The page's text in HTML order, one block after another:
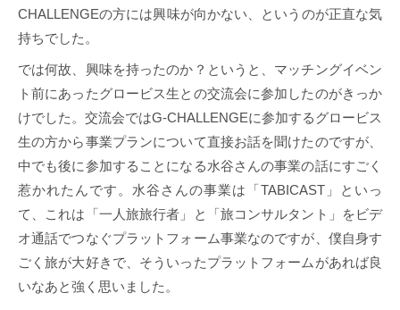
CHALLENGEの方には興味が向かない、というのが正直な気
持ちでした。
では何故、興味を持ったのか？というと、マッチングイベン
ト前にあったグロービス生との交流会に参加したのがきっか
けでした。交流会ではG-CHALLENGEに参加するグロービス
生の方から事業プランについて直接お話を聞けたのですが、
中でも後に参加することになる水谷さんの事業の話にすごく
惹かれたんです。水谷さんの事業は「TABICAST」といっ
て、これは「一人旅旅行者」と「旅コンサルタント」をビデ
オ通話でつなぐプラットフォーム事業なのですが、僕自身す
ごく旅が大好きで、そういったプラットフォームがあれば良
いなあと強く思いました。